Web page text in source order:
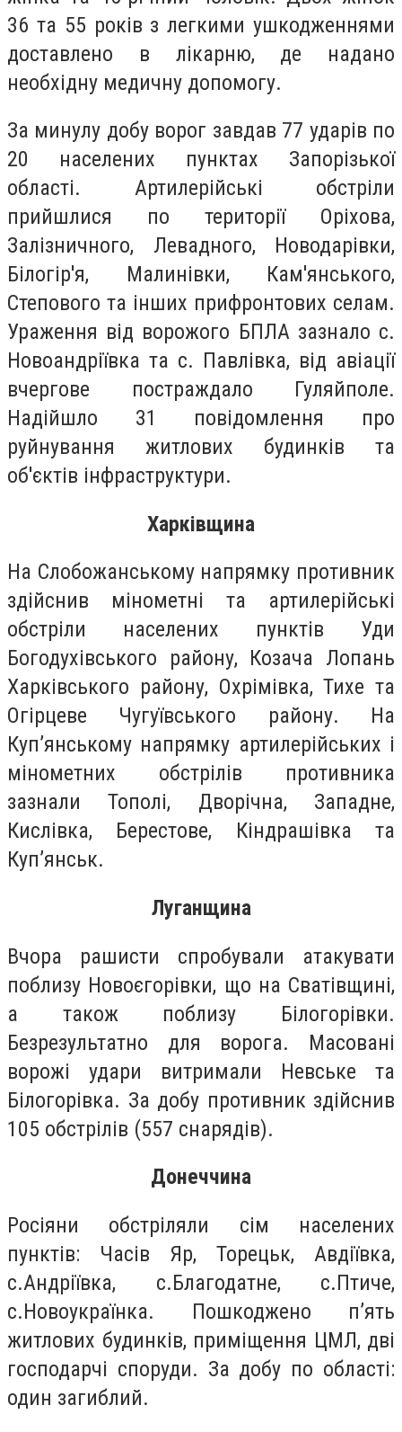
36 та 55 років з легкими ушкодженнями
доставлено в лікарню, де надано
необхідну медичну допомогу.
За минулу добу ворог завдав 77 ударів по
20 населених пунктах Запорізької
області. Артилерійські обстріли
прийшлися по території Оріхова,
Залізничного, Левадного, Новодарівки,
Білогір'я, Малинівки, Кам'янського,
Степового та інших прифронтових селам.
Ураження від ворожого БПЛА зазнало с.
Новоандріївка та с. Павлівка, від авіації
вчергове постраждало Гуляйполе.
Надійшло 31 повідомлення про
руйнування житлових будинків та
об'єктів інфраструктури.
Харківщина
На Слобожанському напрямку противник
здійснив мінометні та артилерійські
обстріли населених пунктів Уди
Богодухівського району, Козача Лопань
Харківського району, Охрімівка, Тихе та
Огірцеве Чугуївського району. На
Куп’янському напрямку артилерійських і
мінометних обстрілів противника
зазнали Тополі, Дворічна, Западне,
Кислівка, Берестове, Кіндрашівка та
Куп’янськ.
Луганщина
Вчора рашисти спробували атакувати
поблизу Новоєгорівки, що на Сватівщині,
а також поблизу Білогорівки.
Безрезультатно для ворога. Масовані
ворожі удари витримали Невське та
Білогорівка. За добу противник здійснив
105 обстрілів (557 снарядів).
Донеччина
Росіяни обстріляли сім населених
пунктів: Часів Яр, Торецьк, Авдіївка,
с.Андріївка, с.Благодатне, с.Птиче,
с.Новоукраїнка. Пошкоджено п’ять
житлових будинків, приміщення ЦМЛ, дві
господарчі споруди. За добу по області:
один загиблий.